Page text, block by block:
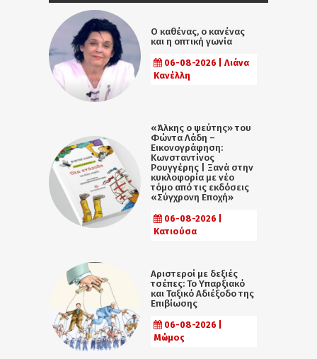
Ο καθένας, ο κανένας
και η οπτική γωνία
06-08-2026 | Λιάνα
Κανέλλη
«Άλκης ο ψεύτης» του
Φώντα Λάδη –
Εικονογράφηση:
Κωνσταντίνος
Ρουγγέρης | Ξανά στην
κυκλοφορία με νέο
τόμο από τις εκδόσεις
«Σύγχρονη Εποχή»
06-08-2026 |
Κατιούσα
Αριστεροί με δεξιές
τσέπες: Το Υπαρξιακό
και Ταξικό Αδιέξοδο της
Επιβίωσης
06-08-2026 |
Μώμος